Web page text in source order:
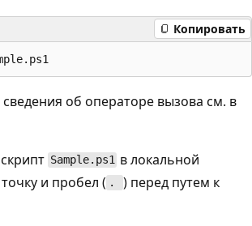
Копировать
об операторе вызова см. в
Sample.ps1 в локальной
и пробел ( .
) перед путем к